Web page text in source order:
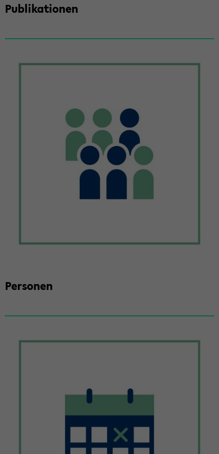
Pu­bli­ka­tio­nen
Per­so­nen